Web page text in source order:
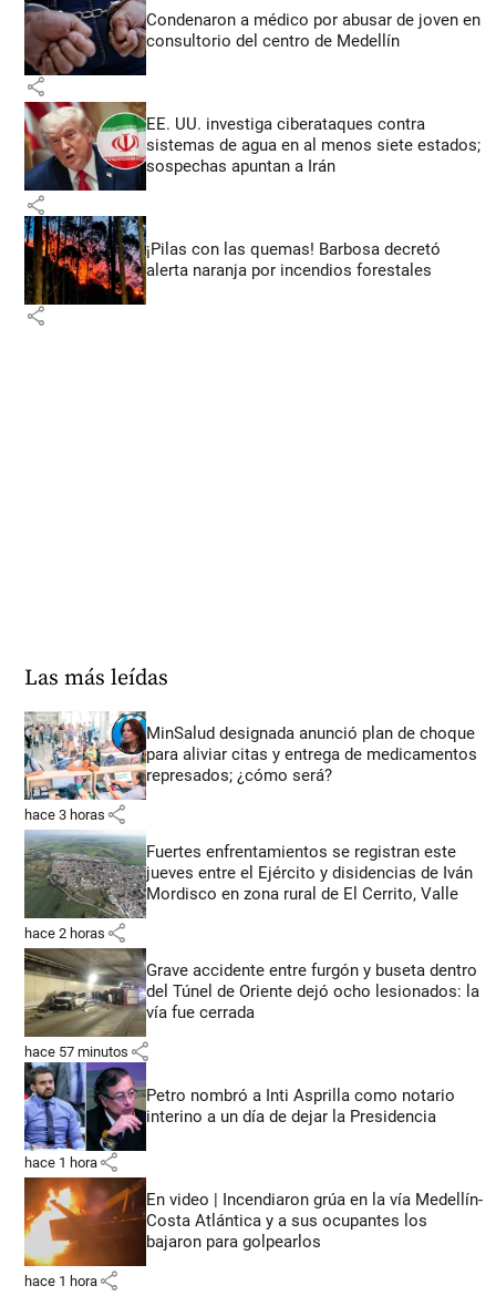
Condenaron a médico por abusar de joven en
consultorio del centro de Medellín
share
EE. UU. investiga ciberataques contra
sistemas de agua en al menos siete estados;
sospechas apuntan a Irán
share
¡Pilas con las quemas! Barbosa decretó
alerta naranja por incendios forestales
share
Las más leídas
MinSalud designada anunció plan de choque
para aliviar citas y entrega de medicamentos
represados; ¿cómo será?
hace 3 horas share
Fuertes enfrentamientos se registran este
jueves entre el Ejército y disidencias de Iván
Mordisco en zona rural de El Cerrito, Valle
hace 2 horas share
Grave accidente entre furgón y buseta dentro
del Túnel de Oriente dejó ocho lesionados: la
vía fue cerrada
hace 57 minutos share
Petro nombró a Inti Asprilla como notario
interino a un día de dejar la Presidencia
hace 1 hora share
En video | Incendiaron grúa en la vía Medellín-
Costa Atlántica y a sus ocupantes los
bajaron para golpearlos
hace 1 hora share